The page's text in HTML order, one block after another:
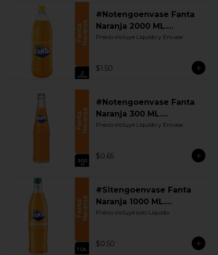
#Notengoenvase Fanta
Naranja 2000 ML.
Retornable
Precio incluye Liquido y Envase
$1.50
#Notengoenvase Fanta
Naranja 300 ML.
Retornable
Precio incluye Liquido y Envase
$0.65
#Sitengoenvase Fanta
Naranja 1000 ML.
Retornable
Precio incluye solo Liquido
$0.50